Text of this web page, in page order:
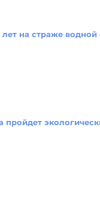
на страже водной
пройдет